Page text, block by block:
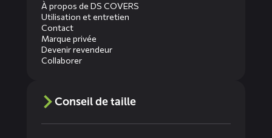
À propos de DS COVERS
Utilisation et entretien
Contact
Marque privée
Devenir revendeur
Collaborer
Conseil de taille